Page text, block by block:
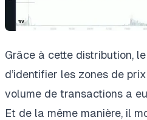
Grâce à cette distribution,
d’identifier les zones de
volume de transactions a
Et de la même manière, il